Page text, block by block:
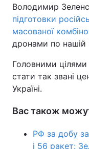
Володимир
підготовки
масованої
дронами по нашій
Головними
стати так звані
Україні.
Вас також
РФ за добу
і 56 ракет: